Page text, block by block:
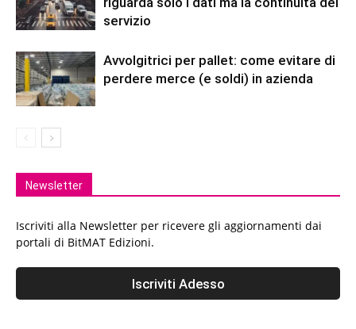
servizio
Avvolgitrici per pallet: come evitare di
perdere merce (e soldi) in azienda
Newsletter
Iscriviti alla Newsletter per ricevere gli aggiornamenti dai
portali di BitMAT Edizioni.